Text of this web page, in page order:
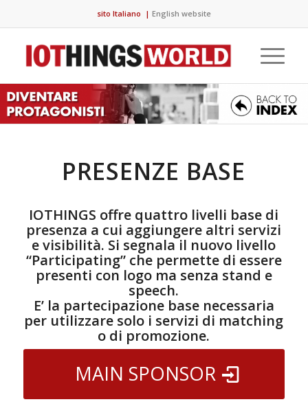
sito Italiano | English website
PRESENZE BASE
IOTHINGS offre quattro livelli base di
presenza a cui aggiungere altri servizi
e visibilità. Si segnala il nuovo livello
“Participating” che permette di essere
presenti con logo ma senza stand e
speech.
E’ la partecipazione base necessaria
per utilizzare solo i servizi di matching
o di promozione.
MAIN SPONSOR